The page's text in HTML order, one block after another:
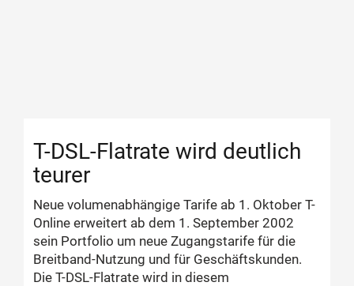
T-DSL-Flatrate wird deutlich
teurer
Neue volumenabhängige Tarife ab 1. Oktober T-
Online erweitert ab dem 1. September 2002
sein Portfolio um neue Zugangstarife für die
Breitband-Nutzung und für Geschäftskunden.
Die T-DSL-Flatrate wird in diesem